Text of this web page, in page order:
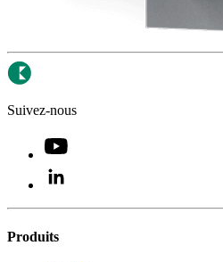
Suivez-nous
Produits